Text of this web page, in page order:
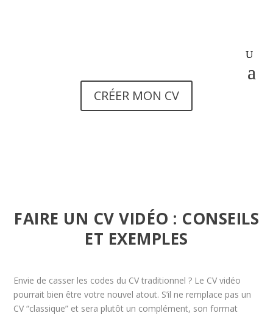
CRÉER MON CV
FAIRE UN CV VIDÉO : CONSEILS
ET EXEMPLES
Envie de casser les codes du CV traditionnel ? Le CV vidéo
pourrait bien être votre nouvel atout. S’il ne remplace pas un
CV “classique” et sera plutôt un complément, son format